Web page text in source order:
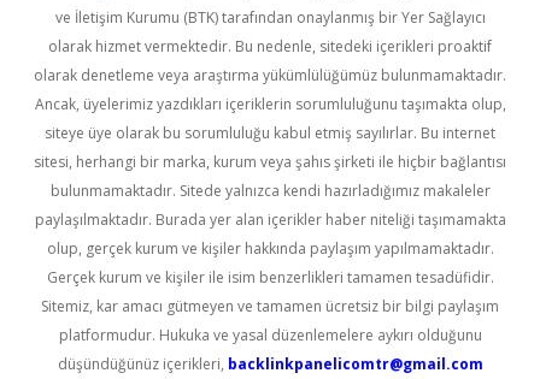
ve İletişim Kurumu (BTK) tarafından onaylanmış bir Yer Sağlayıcı
olarak hizmet vermektedir. Bu nedenle, sitedeki içerikleri proaktif
olarak denetleme veya araştırma yükümlülüğümüz bulunmamaktadır.
Ancak, üyelerimiz yazdıkları içeriklerin sorumluluğunu taşımakta olup,
siteye üye olarak bu sorumluluğu kabul etmiş sayılırlar. Bu internet
sitesi, herhangi bir marka, kurum veya şahıs şirketi ile hiçbir bağlantısı
bulunmamaktadır. Sitede yalnızca kendi hazırladığımız makaleler
paylaşılmaktadır. Burada yer alan içerikler haber niteliği taşımamakta
olup, gerçek kurum ve kişiler hakkında paylaşım yapılmamaktadır.
Gerçek kurum ve kişiler ile isim benzerlikleri tamamen tesadüfidir.
Sitemiz, kar amacı gütmeyen ve tamamen ücretsiz bir bilgi paylaşım
platformudur. Hukuka ve yasal düzenlemelere aykırı olduğunu
düşündüğünüz içerikleri, backlinkpanelicomtr@gmail.com